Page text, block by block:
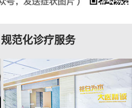
规范化诊疗服务